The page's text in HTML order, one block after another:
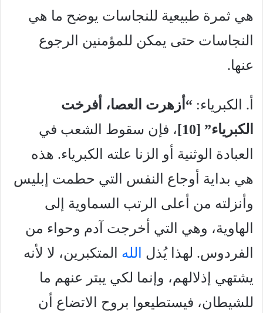
هي ثمرة طبيعية للنجاسات يوضح ما هي
النجاسات حتى يمكن للمؤمنين الرجوع
عنها.
أ. الكبرياء: “أزهرت العصا، أفرخت
الكبرياء” [10
]، فإن سقوط الشعب في
العبادة الوثنية أو الزنا علته الكبرياء. هذه
هي بداية أوجاع النفس التي حطمت إبليس
وأنزلته من أعلى الرتب السماوية إلى
الهاوية، وهي التي أخرجت آدم وحواء من
الفردوس. لهذا يُذل
الله المتكبرين، لا لأنه
يشتهي إذلالهم، وإنما لكي يبتر عنهم ما
للشيطان، فيستطيعوا بروح الاتضاع أن